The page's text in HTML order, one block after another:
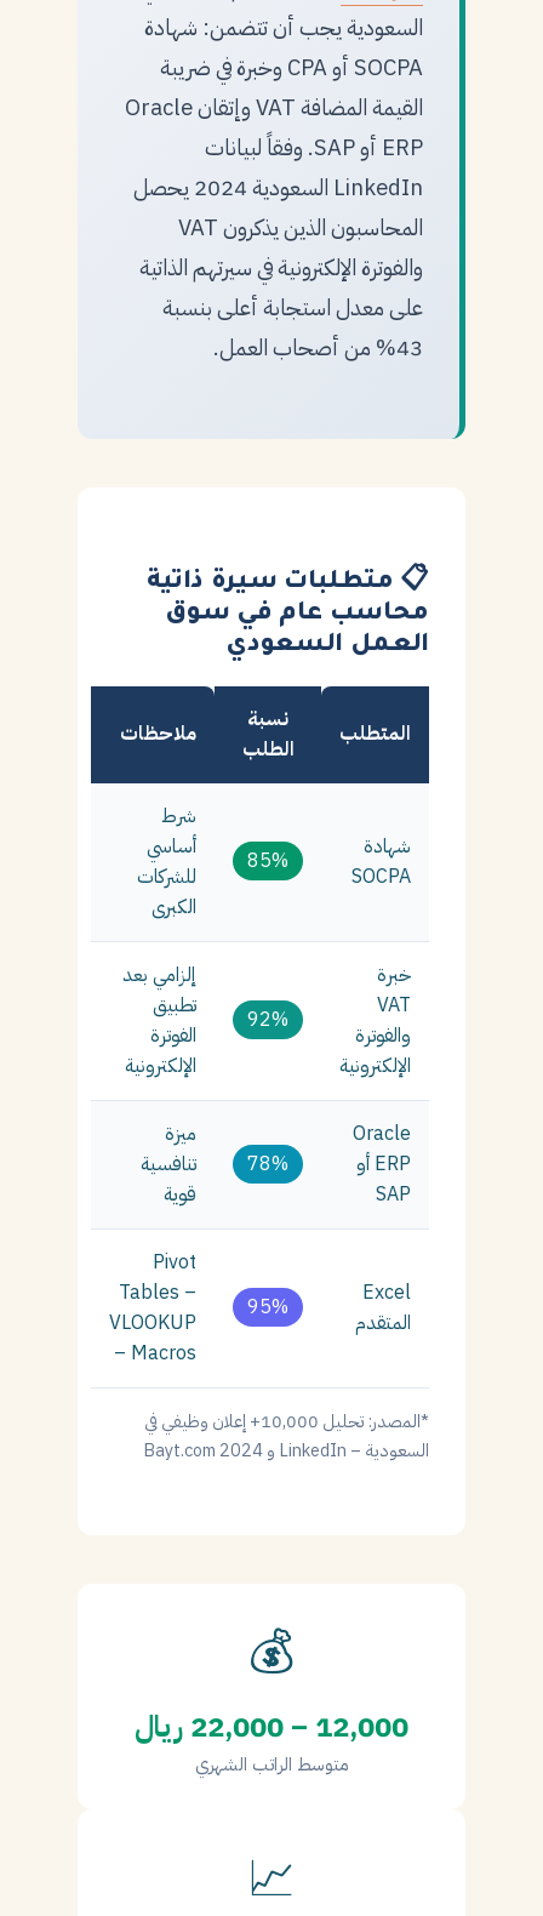
السعودية يجب أن تتضمن: شهادة
SOCPA أو CPA وخبرة في ضريبة
القيمة المضافة VAT وإتقان Oracle
ERP أو SAP. وفقاً لبيانات
LinkedIn السعودية 2024 يحصل
المحاسبون الذين يذكرون VAT
والفوترة الإلكترونية في سيرتهم الذاتية
على معدل استجابة أعلى بنسبة
43% من أصحاب العمل.
📋 متطلبات سيرة ذاتية
محاسب عام في سوق
العمل السعودي
المتطلب
نسبة
الطلب
ملاحظات
شهادة
SOCPA
85%
شرط
أساسي
للشركات
الكبرى
خبرة
VAT
والفوترة
الإلكترونية
92%
إلزامي بعد
تطبيق
الفوترة
الإلكترونية
Oracle
ERP أو
SAP
78%
ميزة
تنافسية
قوية
Excel
المتقدم
95%
Pivot
Tables –
VLOOKUP
– Macros
*المصدر: تحليل 10,000+ إعلان وظيفي في
السعودية – LinkedIn و Bayt.com 2024
💰
12,000 – 22,000 ريال
متوسط الراتب الشهري
📈